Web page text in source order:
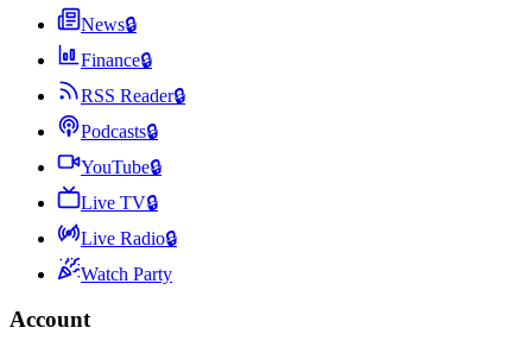
News🔒
Finance🔒
RSS Reader🔒
Podcasts🔒
YouTube🔒
Live TV🔒
Live Radio🔒
Watch Party
Account